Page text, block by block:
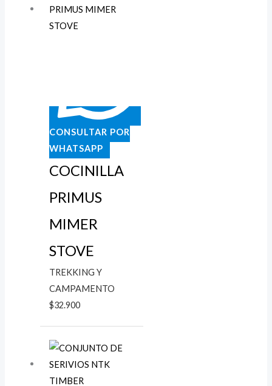
CONSULTAR POR
WHATSAPP
COCINILLA
PRIMUS
MIMER
STOVE
TREKKING Y
CAMPAMENTO
$32.900